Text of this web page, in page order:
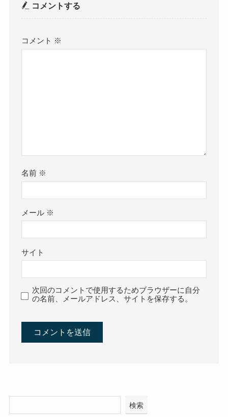
コメントする
コメント ※
名前 ※
メール ※
サイト
次回のコメントで使用するためブラウザーに自分
の名前、メールアドレス、サイトを保存する。
検索